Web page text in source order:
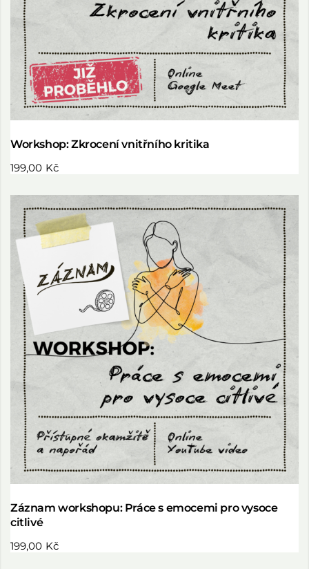
Workshop: Zkrocení vnitřního kritika
199,00 Kč
Záznam workshopu: Práce s emocemi pro vysoce
citlivé
199,00 Kč